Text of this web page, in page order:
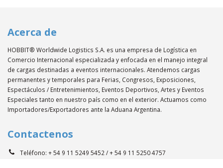
Acerca de
HOBBIT® Worldwide Logistics S.A. es una empresa de Logística en
Comercio Internacional especializada y enfocada en el manejo integral
de cargas destinadas a eventos internacionales. Atendemos cargas
permanentes y temporales para Ferias, Congresos, Exposiciones,
Espectáculos / Entretenimientos, Eventos Deportivos, Artes y Eventos
Especiales tanto en nuestro país como en el exterior. Actuamos como
Importadores/Exportadores ante la Aduana Argentina.
Contactenos
Teléfono: + 54 9 11 5249 5452 / + 54 9 11 5250 4757